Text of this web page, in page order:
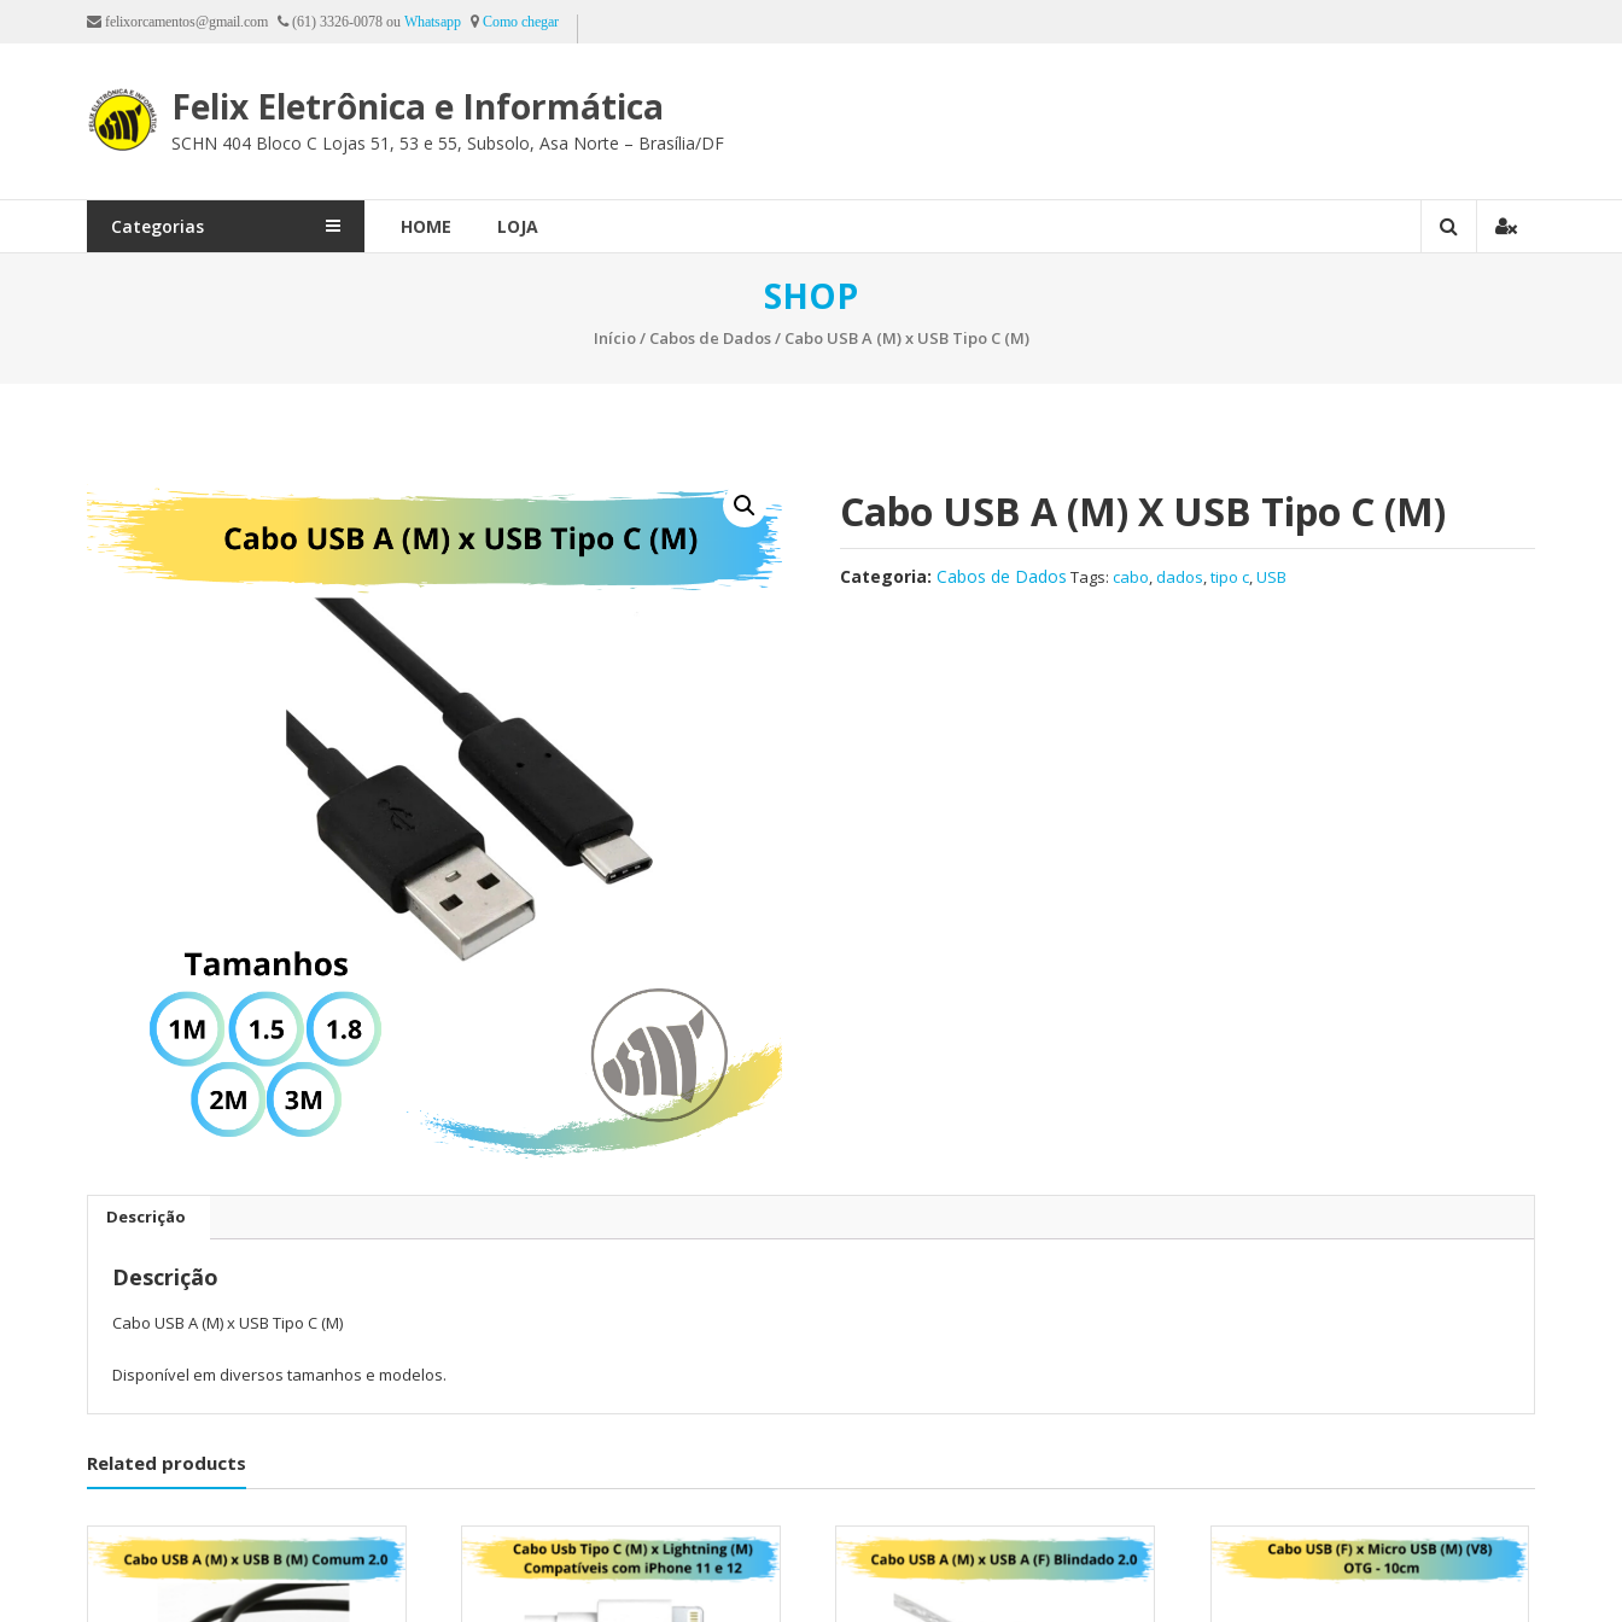
felixorcamentos@gmail.com (61) 3326-0078 ou Whatsapp Como chegar
Felix Eletrônica e Informática
SCHN 404 Bloco C Lojas 51, 53 e 55, Subsolo, Asa Norte – Brasília/DF
Categorias HOME LOJA
SHOP
Início/ Cabos de Dados/ Cabo USB A (M) x USB Tipo C (M)
Cabo USB A (M) X USB Tipo C (M)
Categoria: Cabos de Dados Tags: cabo,dados,tipo c,USB
Descrição
Descrição
Cabo USB A (M) x USB Tipo C (M)
Disponível em diversos tamanhos e modelos.
Related products